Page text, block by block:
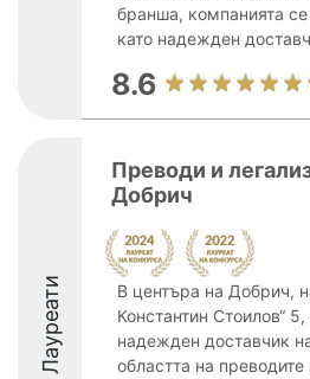
бранша, компанията
като надежден
8.6
Лауреати
Преводи и
Добрич
В центъра на Добрич,
Константин Стоилов“
надежден доставчик
областта на преводите